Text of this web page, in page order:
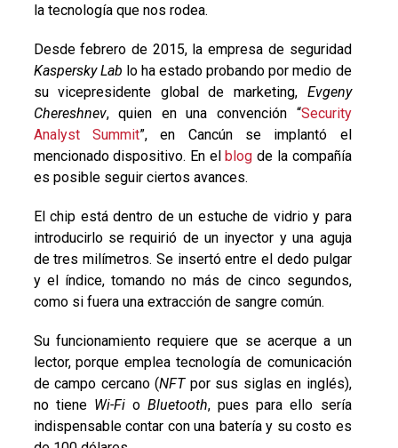
la tecnología que nos rodea.
Desde febrero de 2015, la empresa de seguridad
Kaspersky Lab lo ha estado probando por medio de
su vicepresidente global de marketing, Evgeny
Chereshnev, quien en una convención “Security
Analyst Summit”, en Cancún se implantó el
mencionado dispositivo. En elblog de la compañía
es posible seguir ciertos avances.
El chip está dentro de un estuche de vidrio y para
introducirlo se requirió de un inyector y una aguja
de tres milímetros. Se insertó entre el dedo pulgar
y el índice, tomando no más de cinco segundos,
como si fuera una extracción de sangre común.
Su funcionamiento requiere que se acerque a un
lector, porque emplea tecnología de comunicación
de campo cercano (NFT por sus siglas en inglés),
no tiene Wi-Fio Bluetooth, pues para ello sería
indispensable contar con una batería y su costo es